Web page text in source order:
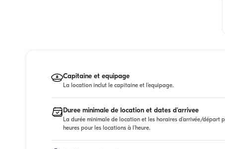
Capitaine et equipage
La location inclut le capitaine et l'equipage.
Duree minimale de location et dates d'arrivee
La durée minimale de location et les horaires d'arrivée/départ
heures pour les locations à l'heure.